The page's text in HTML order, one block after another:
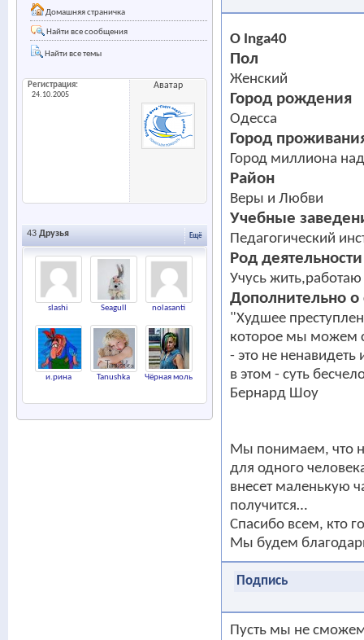
Домашняя страничка
Найти все сообщения
Найти все темы
Регистрация
24.10.2005
Аватар
Ещё
43 Друзья
slashi Seagull nolasanti
и.рина Tanushka Чёрная моль
О Inga40
Пол
Женский
Город рождения
Одесса
Город
Город миллиона
Район
Веры и Любви
Учебные
Педагогический
Род деятельности
Учусь
Дополнительно о
"Худшее
которое мы можем
- это не
в этом - суть
Бернард Шоу
Мы понимаем, что
для одного
внесет маленькую
получится…
Спасибо всем, кто
Мы будем
Подпись
Пусть мы не